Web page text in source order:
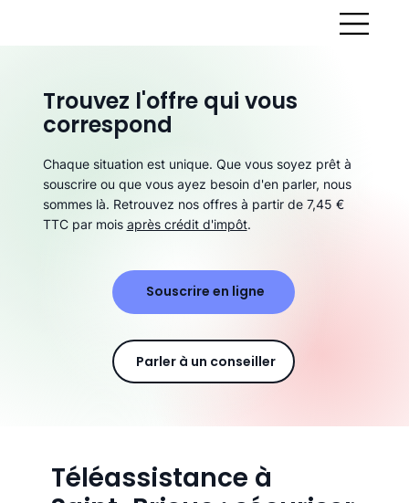
Téléassistance à
Trouvez l'offre qui vous
correspond
Chaque situation est unique. Que vous soyez prêt à
souscrire ou que vous ayez besoin d'en parler, nous
sommes là. Retrouvez nos offres à partir de 7,45 €
TTC par mois après crédit d'impôt.
Souscrire en ligne
Parler à un conseiller